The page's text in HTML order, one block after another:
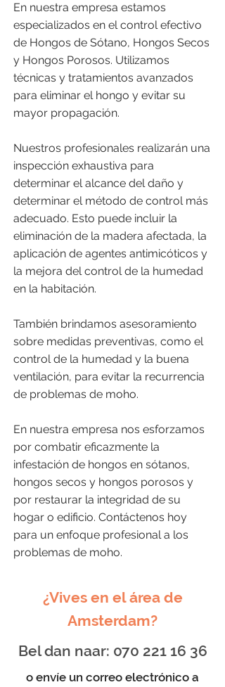
En nuestra empresa estamos
especializados en el control efectivo
de Hongos de Sótano, Hongos Secos
y Hongos Porosos. Utilizamos
técnicas y tratamientos avanzados
para eliminar el hongo y evitar su
mayor propagación.
Nuestros profesionales realizarán una
inspección exhaustiva para
determinar el alcance del daño y
determinar el método de control más
adecuado. Esto puede incluir la
eliminación de la madera afectada, la
aplicación de agentes antimicóticos y
la mejora del control de la humedad
en la habitación.
También brindamos asesoramiento
sobre medidas preventivas, como el
control de la humedad y la buena
ventilación, para evitar la recurrencia
de problemas de moho.
En nuestra empresa nos esforzamos
por combatir eficazmente la
infestación de hongos en sótanos,
hongos secos y hongos porosos y
por restaurar la integridad de su
hogar o edificio. Contáctenos hoy
para un enfoque profesional a los
problemas de moho.
¿Vives en el área de
Amsterdam?
Bel dan naar: 070 221 16 36
o envíe un correo electrónico a